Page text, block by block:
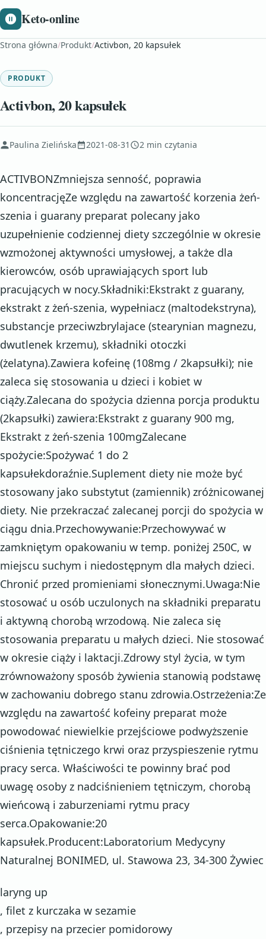
Keto-online
Strona główna/Produkt/Activbon, 20 kapsułek
PRODUKT
Activbon, 20 kapsułek
Paulina Zielińska 2021-08-31 2 min czytania
ACTIVBONZmniejsza senność, poprawia
koncentracjęZe względu na zawartość korzenia żeń-
szenia i guarany preparat polecany jako
uzupełnienie codziennej diety szczególnie w okresie
wzmożonej aktywności umysłowej, a także dla
kierowców, osób uprawiających sport lub
pracujących w nocy.Składniki:Ekstrakt z guarany,
ekstrakt z żeń-szenia, wypełniacz (maltodekstryna),
substancje przeciwzbrylajace (stearynian magnezu,
dwutlenek krzemu), składniki otoczki
(żelatyna).Zawiera kofeinę (108mg / 2kapsułki); nie
zaleca się stosowania u dzieci i kobiet w
ciąży.Zalecana do spożycia dzienna porcja produktu
(2kapsułki) zawiera:Ekstrakt z guarany 900 mg,
Ekstrakt z żeń-szenia 100mgZalecane
spożycie:Spożywać 1 do 2
kapsułekdoraźnie.Suplement diety nie może być
stosowany jako substytut (zamiennik) zróżnicowanej
diety. Nie przekraczać zalecanej porcji do spożycia w
ciągu dnia.Przechowywanie:Przechowywać w
zamkniętym opakowaniu w temp. poniżej 250C, w
miejscu suchym i niedostępnym dla małych dzieci.
Chronić przed promieniami słonecznymi.Uwaga:Nie
stosować u osób uczulonych na składniki preparatu
i aktywną chorobą wrzodową. Nie zaleca się
stosowania preparatu u małych dzieci. Nie stosować
w okresie ciąży i laktacji.Zdrowy styl życia, w tym
zrównoważony sposób żywienia stanowią podstawę
w zachowaniu dobrego stanu zdrowia.Ostrzeżenia:Ze
względu na zawartość kofeiny preparat może
powodować niewielkie przejściowe podwyższenie
ciśnienia tętniczego krwi oraz przyspieszenie rytmu
pracy serca. Właściwości te powinny brać pod
uwagę osoby z nadciśnieniem tętniczym, chorobą
wieńcową i zaburzeniami rytmu pracy
serca.Opakowanie:20
kapsułek.Producent:Laboratorium Medycyny
Naturalnej BONIMED, ul. Stawowa 23, 34-300 Żywiec
laryng up
, filet z kurczaka w sezamie
, przepisy na przecier pomidorowy